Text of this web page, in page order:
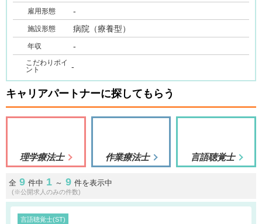
雇用形態 -
施設形態 病院（療養型）
年収 -
こだわりポイ
ント
-
キャリアパートナーに探してもらう
理学療法士 作業療法士 言語聴覚士
全 9 件中 1 ～ 9 件を表示中
(※公開求人のみの件数)
言語聴覚士(ST)